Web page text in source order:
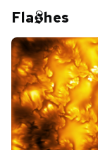
Fla hes